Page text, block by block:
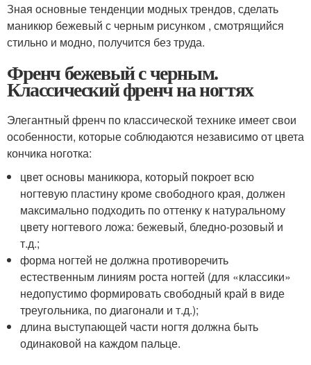
Зная основные тенденции модных трендов, сделать
маникюр бежевый с черным рисунком , смотрящийся
стильно и модно, получится без труда.
Френч бежевый с черным.
Классический френч на ногтях
Элегантный френч по классической технике имеет свои
особенности, которые соблюдаются независимо от цвета
кончика ноготка:
цвет основы маникюра, который покроет всю
ногтевую пластину кроме свободного края, должен
максимально подходить по оттенку к натуральному
цвету ногтевого ложа: бежевый, бледно-розовый и
т.д.;
форма ногтей не должна противоречить
естественным линиям роста ногтей (для «классики»
недопустимо формировать свободный край в виде
треугольника, по диагонали и т.д.);
длина выступающей части ногтя должна быть
одинаковой на каждом пальце.